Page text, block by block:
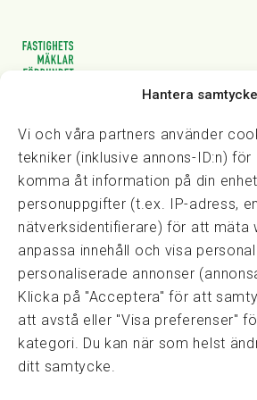
Hantera samtycke
Vi och våra partners använder
tekniker (inklusive annons-ID:n)
komma åt information på din
personuppgifter (t.ex. IP-adress,
nätverksidentifierare) för att mäta
anpassa innehåll och visa
personaliserade annonser
Klicka på "Acceptera" för att
att avstå eller "Visa preferenser"
kategori. Du kan när som helst
ditt samtycke.
Vasagatan 28, 111 20 Stockholm
kansli@fmf.se
Snabblänkar
Prisexempel
Medarbetare
Policies & integritet
Information om Cookie-hantering och
Integritetspolicy
Dataskyddsförordningen